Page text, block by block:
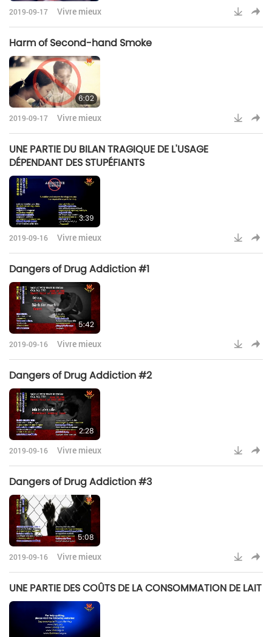
2019-09-17 Vivre mieux
Harm of Second-hand Smoke
6:02
2019-09-17 Vivre mieux
UNE PARTIE DU BILAN TRAGIQUE DE L'USAGE
DÉPENDANT DES STUPÉFIANTS
3:39
2019-09-16 Vivre mieux
Dangers of Drug Addiction #1
5:42
2019-09-16 Vivre mieux
Dangers of Drug Addiction #2
2:28
2019-09-16 Vivre mieux
Dangers of Drug Addiction #3
5:08
2019-09-16 Vivre mieux
UNE PARTIE DES COÛTS DE LA CONSOMMATION DE LAIT